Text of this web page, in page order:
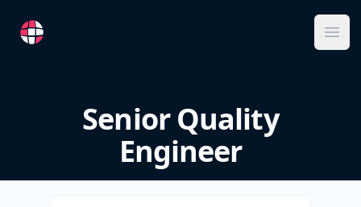
RemoteFR
Senior Quality
Engineer